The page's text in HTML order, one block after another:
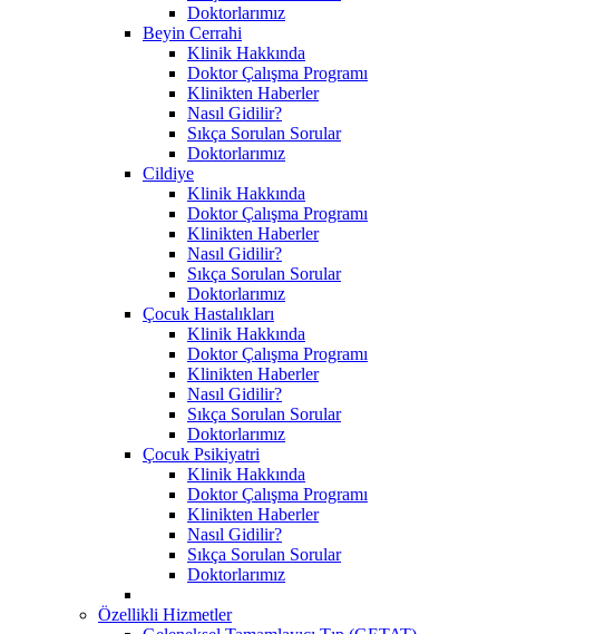
Doktorlarımız
Beyin Cerrahi
Klinik Hakkında
Doktor Çalışma Programı
Klinikten Haberler
Nasıl Gidilir?
Sıkça Sorulan Sorular
Doktorlarımız
Cildiye
Klinik Hakkında
Doktor Çalışma Programı
Klinikten Haberler
Nasıl Gidilir?
Sıkça Sorulan Sorular
Doktorlarımız
Çocuk Hastalıkları
Klinik Hakkında
Doktor Çalışma Programı
Klinikten Haberler
Nasıl Gidilir?
Sıkça Sorulan Sorular
Doktorlarımız
Çocuk Psikiyatri
Klinik Hakkında
Doktor Çalışma Programı
Klinikten Haberler
Nasıl Gidilir?
Sıkça Sorulan Sorular
Doktorlarımız
Özellikli Hizmetler